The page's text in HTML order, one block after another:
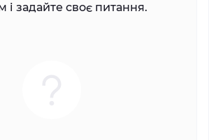
задайте своє питання.